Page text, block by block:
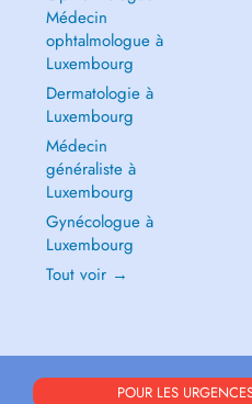
Médecin
ophtalmologue à
Luxembourg
Dermatologie à
Luxembourg
Médecin
généraliste à
Luxembourg
Gynécologue à
Luxembourg
Tout voir →
POUR LES